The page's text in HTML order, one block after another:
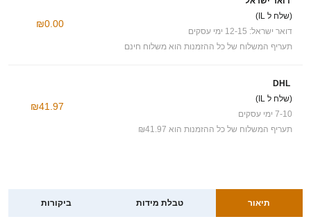
(שלח ל IL)
דואר ישראל: 12-15 ימי עסקים
תעריף המשלוח של כל ההזמנות הוא משלוח חינם
₪0.00
DHL
(שלח ל IL)
7-10 ימי עסקים
תעריף המשלוח של כל ההזמנות הוא ₪41.97
₪41.97
תיאור טבלת מידות ביקורות